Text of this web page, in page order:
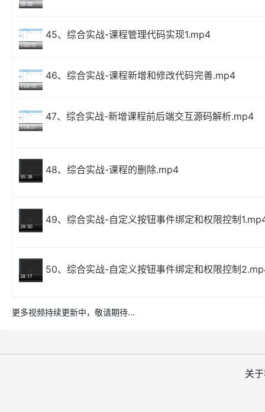
34:06
1:00:15
45、综合实战-课程管理代码实现1.mp4
1:04:18
46、综合实战-课程新增和修改代码完善.mp4
1:08:27
47、综合实战-新增课程前后端交互源码解析.mp4
55:38
48、综合实战-课程的删除.mp4
29:50
49、综合实战-自定义按钮事件绑定和权限控制
28:17
50、综合实战-自定义按钮事件绑定和权限控制
更多视频持续更新中，敬请期待...
关